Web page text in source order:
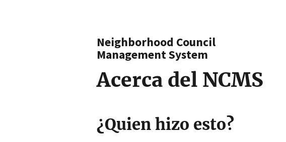
Neighborhood Council
Management System
Acerca del NCMS
¿Quien hizo esto?